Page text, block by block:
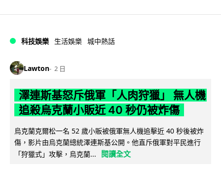
科技娛樂 生活娛樂 城中熱話
Lawton 2 日
澤連斯基怒斥俄軍「人肉狩獵」 無人機
追殺烏克蘭小販近 40 秒仍被炸傷
烏克蘭克爾松一名 52 歲小販被俄軍無人機追擊近 40 秒後被炸
傷，影片由烏克蘭總統澤連斯基公開。他直斥俄軍對平民進行
「狩獵式」攻擊，烏克蘭...
閱讀全文